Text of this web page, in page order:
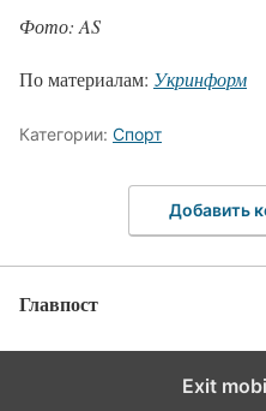
Фото: AS
По материалам: Укринформ
Категории: Спорт
Добавить
Главпост
Exit